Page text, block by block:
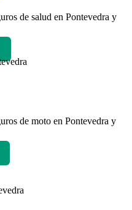
de salud en Pontevedra y
de moto en Pontevedra y